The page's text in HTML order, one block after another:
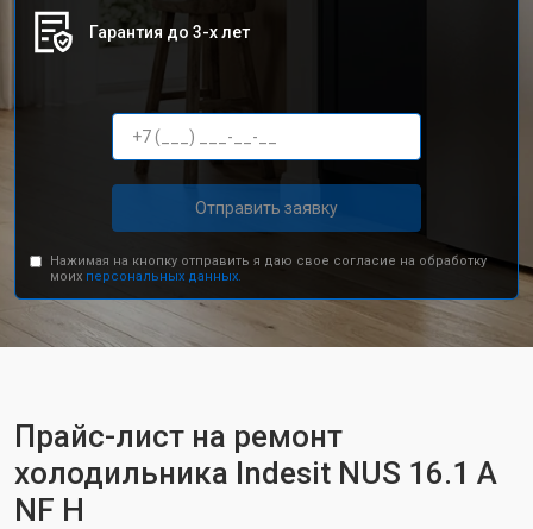
Гарантия до 3-х лет
Отправить заявку
Нажимая на кнопку отправить я даю свое согласие на обработку
моих персональных данных.
Прайс-лист на ремонт
холодильника Indesit NUS 16.1 A
NF H